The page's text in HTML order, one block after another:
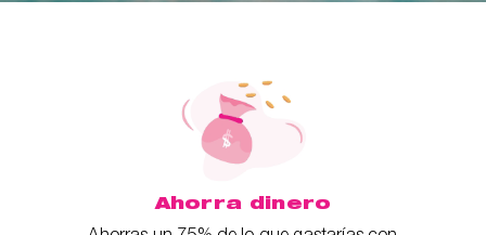
Ahorra dinero